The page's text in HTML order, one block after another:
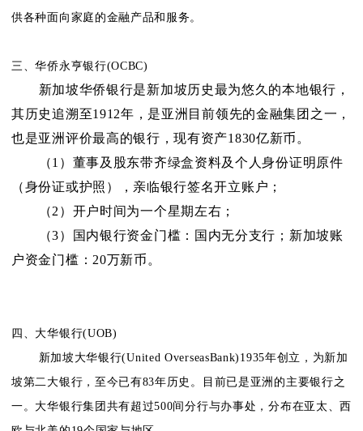
供各种面向家庭的金融产品和服务。
三、华侨永亨银行(OCBC)
新加坡华侨银行是新加坡历史最为悠久的本地银行，
其历史追溯至1912年，是亚洲目前领先的金融集团之一，
也是亚洲评价最高的银行，现有资产1830亿新币。
（1）董事及股东带齐绿盒资料及个人身份证明原件
（身份证或护照），亲临银行签名开立账户；
（2）开户时间为一个星期左右；
（3）国内银行资金门槛：国内无分支行；新加坡账
户资金门槛：20万新币。
四、大华银行(UOB)
新加坡大华银行(United OverseasBank)1935年创立，为新加
坡第二大银行，至今已有83年历史。目前已是亚洲的主要银行之
一。大华银行集团共有超过500间分行与办事处，分布在亚太、西